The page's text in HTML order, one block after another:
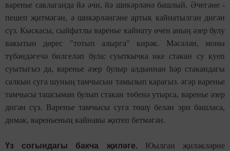
варенье саклаганда йә әчи, йә шикәрләнә башлый. Әчегәне -
пешеп җитмәгән, ә шикәрләнгәне артык кайнатылган дигән
сүз. Кыскасы, сыйфатлы варенье кайнату өчен аның әзер булу
вакытын дөрес "тотып алырга" кирәк. Мәсәлән, моны
түбәндәгечә билгеләп була: суыткычка ике стакан су куеп
суытыгыз да, варенье әзер булыр алдыннан һәр стакандагы
салкын суга шуның тамчысын тамызып карагыз. әгәр варенье
тамчысы ташсыман булып стакан төбенә утырса, варенье әзер
дигән сүз. Варенье тамчысы суга төшү белән эри башласа,
димәк, вареньеның кайнавы җитеп бетмәгән.
Үз согындагы бакча җиләге. Юылган җиләкләрне